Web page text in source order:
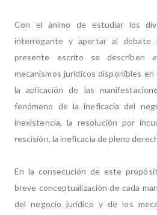
Con el ánimo de estudiar los
interrogante y aportar al
presente escrito se describen
mecanismos jurídicos disponibles
la aplicación de las
fenómeno de la ineficacia del
inexistencia, la resolución por
rescisión, la ineficacia de pleno
En la consecución de este
breve conceptualización de cada
del negocio jurídico y de los